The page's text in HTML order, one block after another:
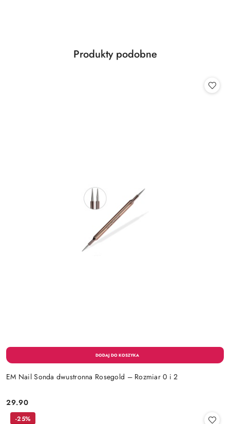
Pomiń karuzelę produktów
Produkty
Produkty podobne
EM Nail Sonda dwustronna Rosegold – Rozmiar 0 i 2
Cena:
29.90
-25%